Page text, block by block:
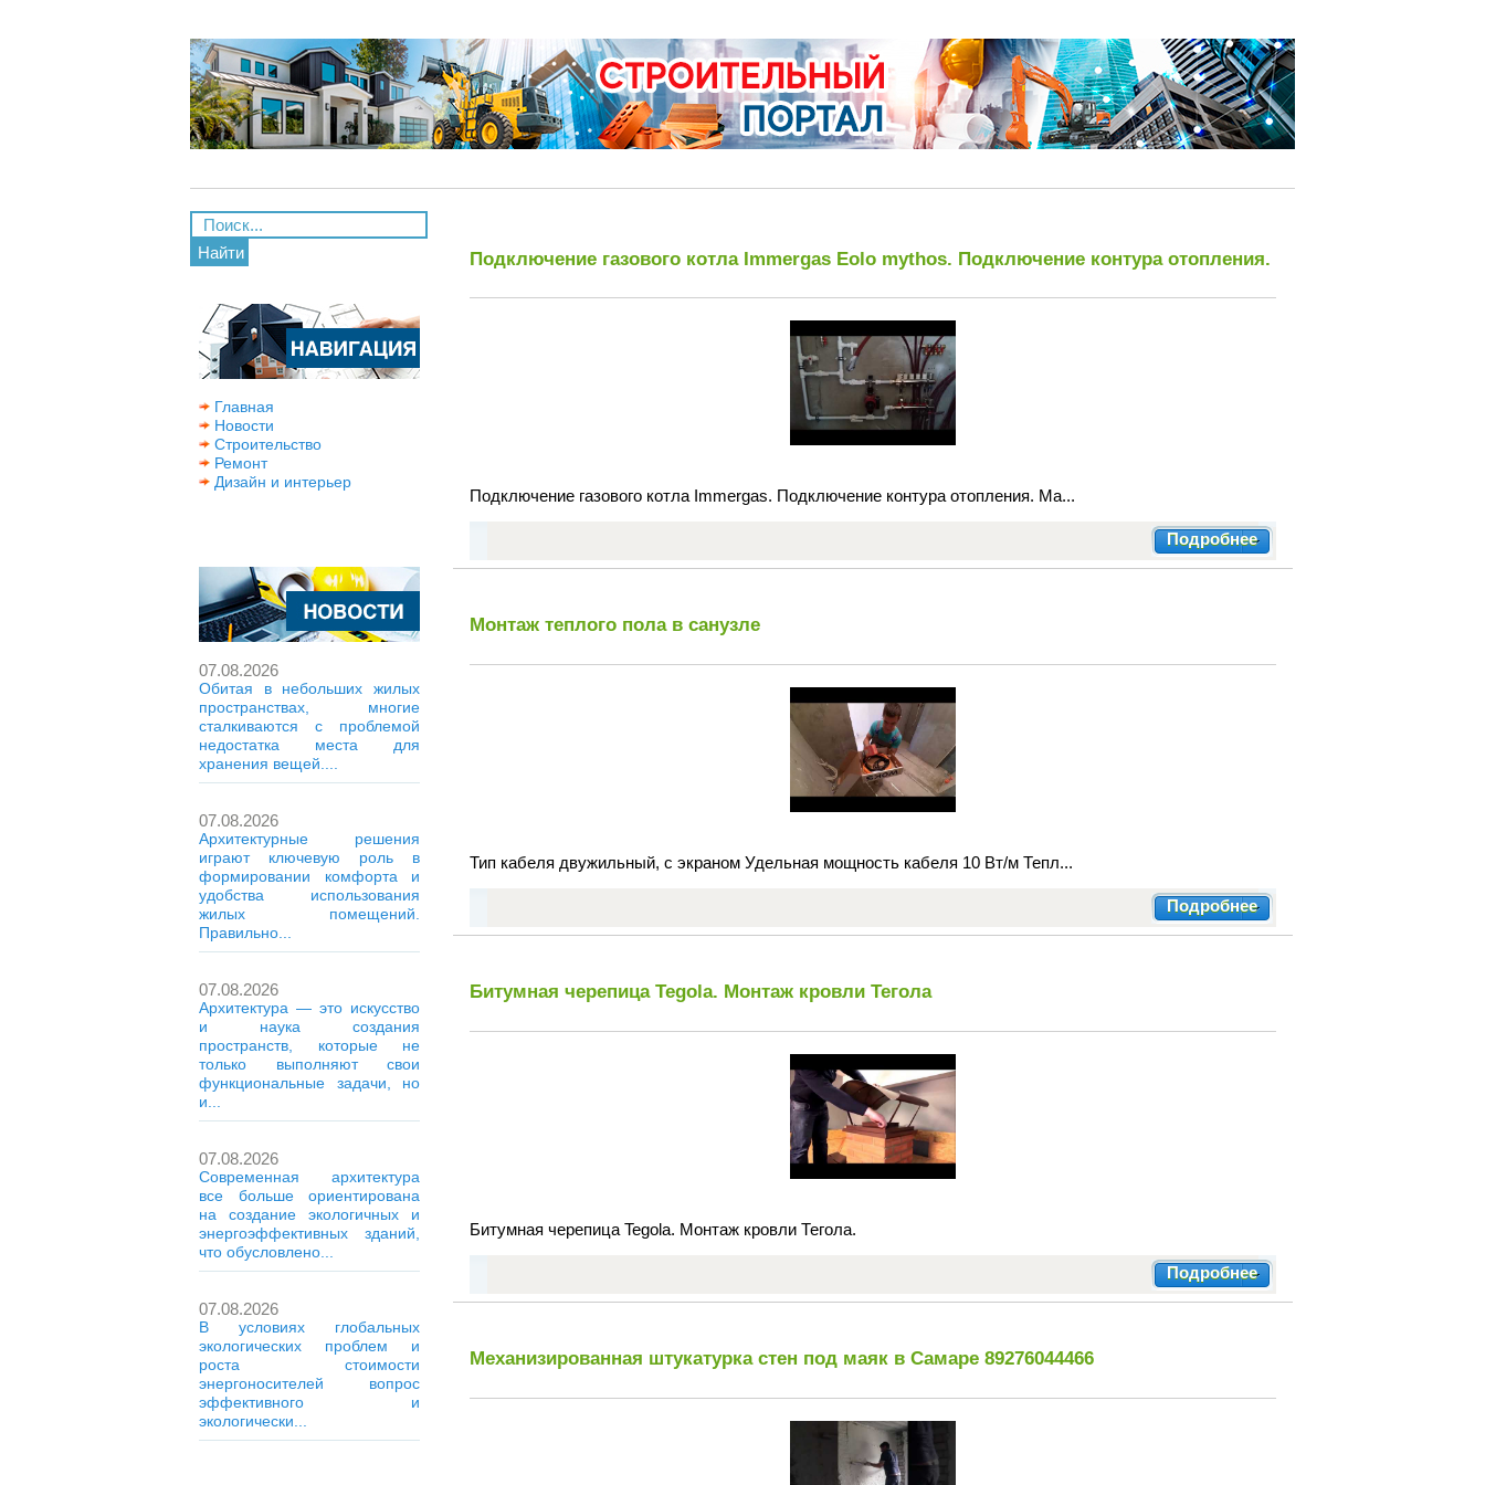
Найти
Главная
Новости
Строительство
Ремонт
Дизайн и интерьер
07.08.2026
Обитая в небольших жилых
пространствах, многие
сталкиваются с проблемой
недостатка места для
хранения вещей....
07.08.2026
Архитектурные решения
играют ключевую роль в
формировании комфорта и
удобства использования
жилых помещений.
Правильно...
07.08.2026
Архитектура — это искусство
и наука создания
пространств, которые не
только выполняют свои
функциональные задачи, но
и...
07.08.2026
Современная архитектура
все больше ориентирована
на создание экологичных и
энергоэффективных зданий,
что обусловлено...
07.08.2026
В условиях глобальных
экологических проблем и
роста стоимости
энергоносителей вопрос
эффективного и
экологически...
Подключение газового котла Immergas Eolo mythos. Подключение контура отопления.
Подключение газового котла Immergas. Подключение контура отопления. Ма...
Подробнее
Монтаж теплого пола в санузле
Тип кабеля двужильный, с экраном Удельная мощность кабеля 10 Вт/м Тепл...
Подробнее
Битумная черепица Tegola. Монтаж кровли Тегола
Битумная черепица Tegola. Монтаж кровли Тегола.
Подробнее
Механизированная штукатурка стен под маяк в Самаре 89276044466